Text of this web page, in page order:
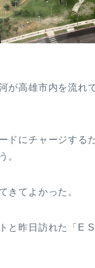
が高雄市内を流れ
ドにチャージする
。
きてよかった。
と昨日訪れた「E